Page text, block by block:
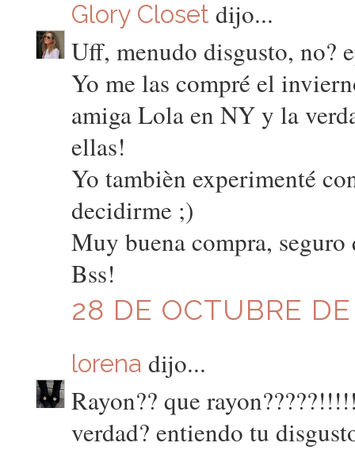
Glory Closet dijo...
Uff, menudo disgusto, no?
Yo me las compré el
amiga Lola en NY y la
ellas!
Yo tambièn experimenté
decidirme ;)
Muy buena compra,
Bss!
28 DE OCTUBRE
lorena dijo...
Rayon?? que
verdad? entiendo tu